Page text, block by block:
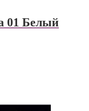
01 Белый